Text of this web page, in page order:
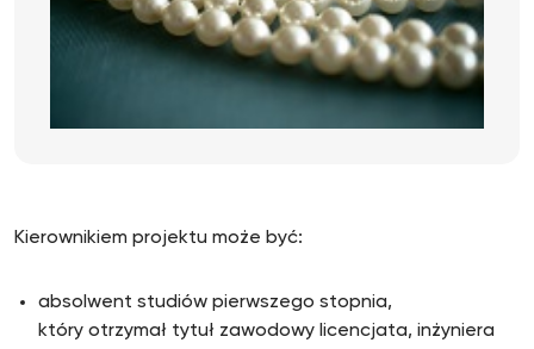
Kierownikiem projektu może być:
absolwent studiów pierwszego stopnia,
który otrzymał tytuł zawodowy licencjata, inżyniera